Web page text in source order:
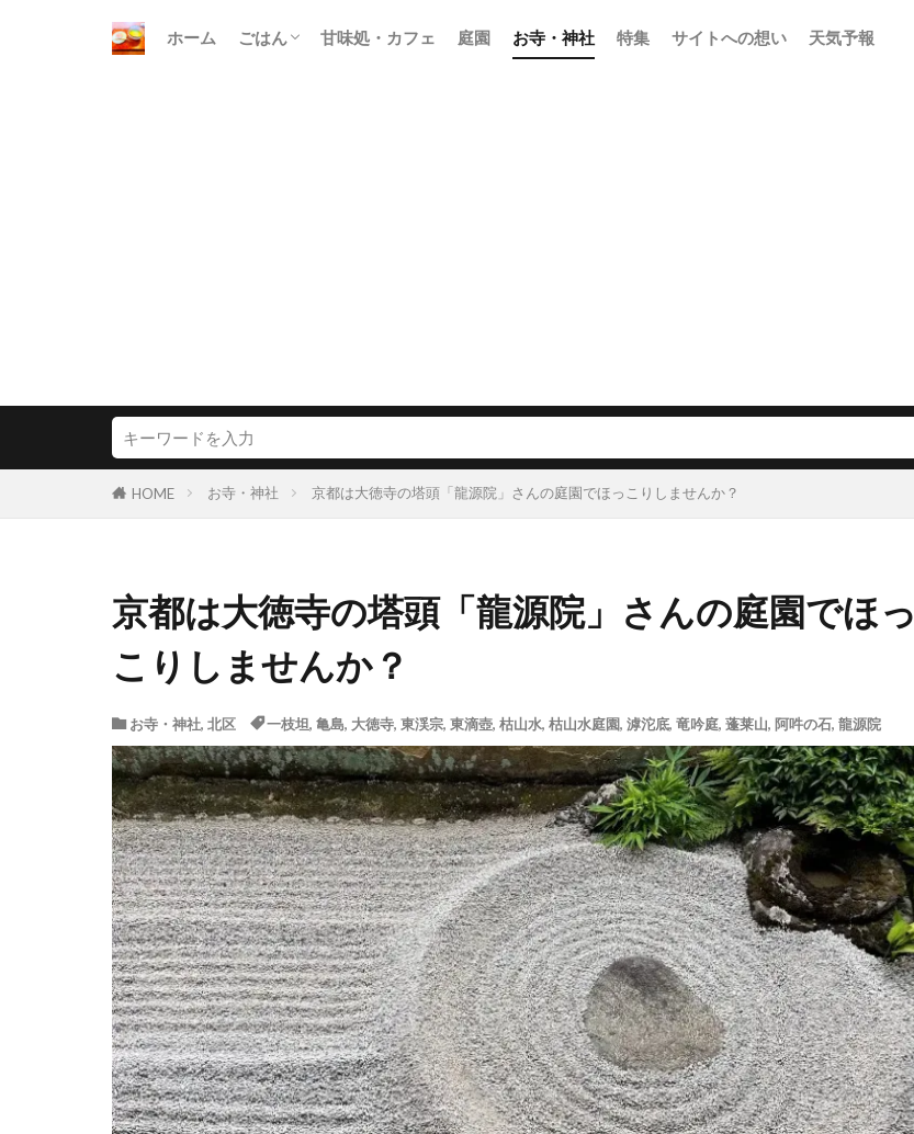
ホーム ごはん 甘味処・カフェ 庭園 お寺・神社 特集 サイトへの想い 天気予報
HOME お寺・神社 京都は大徳寺の塔頭「龍源院」さんの庭園でほっこりしませんか？
京都は大徳寺の塔頭「龍源院」さんの庭園でほっ
こりしませんか？
お寺・神社, 北区 一枝坦, 亀島, 大徳寺, 東渓宗, 東滴壺, 枯山水, 枯山水庭園, 滹沱底, 竜吟庭, 蓬莱山, 阿吽の石, 龍源院